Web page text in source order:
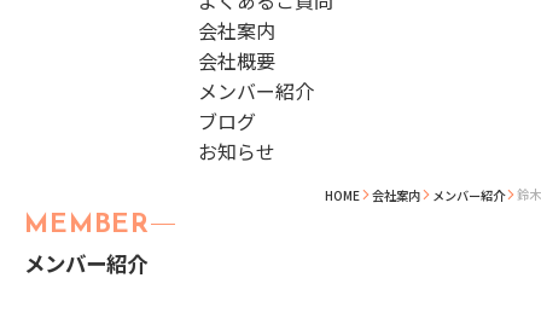
会社案内
会社概要
メンバー紹介
ブログ
お知らせ
HOME 会社案内 メンバー紹介 鈴木
MEMBER
メンバー紹介